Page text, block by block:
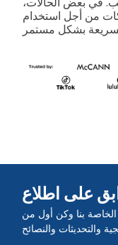
من أجل استخدام
على اطلاع
بنا وكن أول من
والتحديثات والنصائح